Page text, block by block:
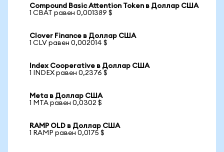
Compound Basic Attention Token в Доллар США
1 CBAT равен 0,001389 $
Clover Finance в Доллар США
1 CLV равен 0,002014 $
Index Cooperative в Доллар США
1 INDEX равен 0,2376 $
Meta в Доллар США
1 MTA равен 0,0302 $
RAMP OLD в Доллар США
1 RAMP равен 0,0175 $